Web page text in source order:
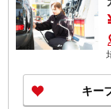
キー